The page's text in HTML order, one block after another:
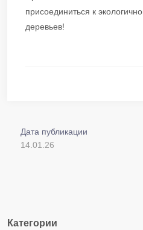
присоединиться к
деревьев!
Дата публикации
14.01.26
Категории